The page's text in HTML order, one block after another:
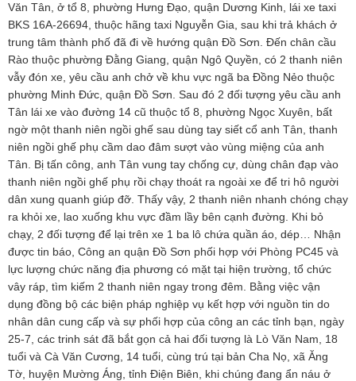
Văn Tân, ở tổ 8, phường Hưng Đạo, quận Dương Kinh, lái xe taxi
BKS 16A-26694, thuộc hãng taxi Nguyễn Gia, sau khi trả khách ở
trung tâm thành phố đã đi về hướng quận Đồ Sơn. Đến chân cầu
Rào thuộc phường Đằng Giang, quận Ngô Quyền, có 2 thanh niên
vẫy đón xe, yêu cầu anh chở về khu vực ngã ba Đồng Nẻo thuộc
phường Minh Đức, quận Đồ Sơn. Sau đó 2 đối tượng yêu cầu anh
Tân lái xe vào đường 14 cũ thuộc tổ 8, phường Ngọc Xuyên, bất
ngờ một thanh niên ngồi ghế sau dùng tay siết cổ anh Tân, thanh
niên ngồi ghế phụ cầm dao đâm sượt vào vùng miệng của anh
Tân. Bị tấn công, anh Tân vung tay chống cự, dùng chân đạp vào
thanh niên ngồi ghế phụ rồi chạy thoát ra ngoài xe để tri hô người
dân xung quanh giúp đỡ. Thấy vậy, 2 thanh niên nhanh chóng chạy
ra khỏi xe, lao xuống khu vực đầm lầy bên cạnh đường. Khi bỏ
chạy, 2 đối tượng để lại trên xe 1 ba lô chứa quần áo, dép… Nhận
được tin báo, Công an quận Đồ Sơn phối hợp với Phòng PC45 và
lực lượng chức năng địa phương có mặt tại hiện trường, tổ chức
vây ráp, tìm kiếm 2 thanh niên ngay trong đêm. Bằng việc vận
dụng đồng bộ các biện pháp nghiệp vụ kết hợp với nguồn tin do
nhân dân cung cấp và sự phối hợp của công an các tỉnh bạn, ngày
25-7, các trinh sát đã bắt gọn cả hai đối tượng là Lò Văn Nam, 18
tuổi và Cà Văn Cương, 14 tuổi, cùng trú tại bản Cha Nọ, xã Ăng
Tờ, huyện Mường Áng, tỉnh Điện Biên, khi chúng đang ẩn náu ở